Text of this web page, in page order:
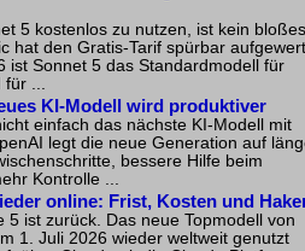
5 kostenlos zu nutzen, ist kein bloßes
hat den Gratis-Tarif spürbar
ist Sonnet 5 das Standardmodell für
...
KI-Modell wird produktiver
einfach das nächste KI-Modell mit
legt die neue Generation auf
bessere Hilfe beim
Kontrolle ...
online: Frist, Kosten und
5 ist zurück. Das neue Topmodell von
1. Juli 2026 wieder weltweit genutzt